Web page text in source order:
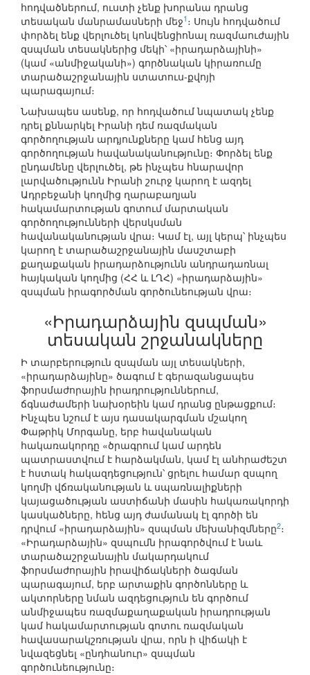
հոդվածներում, ուստի չենք խորանա դրանց
տեսական մանրամասների մեջ1 ։ Սույն հոդվածում
փորձել ենք վերլուծել կոնվենցիոնալ ռազմաուժային
զսպման տեսակներից մեկի՝ «իրադարձայինի»
(կամ «անմիջականի») գործնական կիրառումը
տարածաշրջանային ստատուս-քվոյի
պարագայում։
Նախապես ասենք, որ հոդվածում նպատակ չենք
դրել քննարկել Իրանի դեմ ռազմական
գործողության արդյունքները կամ հենց այդ
գործողության հավանականությունը։ Փորձել ենք
ընդամենը վերլուծել, թե ինչպես հնարավոր
լարվածությունն Իրանի շուրջ կարող է ազդել
Ադրբեջանի կողմից ղարաբաղյան
հակամարտության գոտում մարտական
գործողությունների վերսկսման
հավանականության վրա։ Կամ էլ, այլ կերպ՝ ինչպես
կարող է տարածաշրջանային մասշտաբի
քաղաքական իրադարձությունն անդրադառնալ
հայկական կողմից (ՀՀ և ԼՂՀ) «իրադարձային»
զսպման իրագործման գործունեության վրա։
«Իրադարձային զսպման»
տեսական շրջանակները
Ի տարբերություն զսպման այլ տեսակների,
«իրադարձայինը» ծագում է գերազանցապես
ֆորսմաժորային իրադրություններում,
ճգնաժամերի նախօրեին կամ դրանց ընթացքում։
Ինչպես նշում է այս դասակարգման մշակող
Փաթրիկ Մորգանը, երբ հավանական
հակառակորդը «ծրագրում կամ արդեն
պատրաստվում է հարձակման, կամ էլ անհրաժեշտ
է հստակ հակազդեցություն՝ ցրելու համար զսպող
կողմի վճռականության և սպառնալիքների
կայացածության աստիճանի մասին հակառակորդի
կասկածները, հենց այդ ժամանակ էլ գործի են
դրվում «իրադարձային» զսպման մեխանիզմները2։
«Իրադարձային» զսպումն իրագործվում է նաև
տարածաշրջանային մակարդակում
ֆորսմաժորային իրավիճակների ծագման
պարագայում, երբ արտաքին գործոնները և
ակտորները նման ազդեցություն են գործում
անմիջապես ռազմաքաղաքական իրադրության
կամ հակամարտության գոտու ռազմական
հավասարակշռության վրա, որն ի վիճակի է
նվազեցնել «ընդհանուր» զսպման
գործունեությունը։